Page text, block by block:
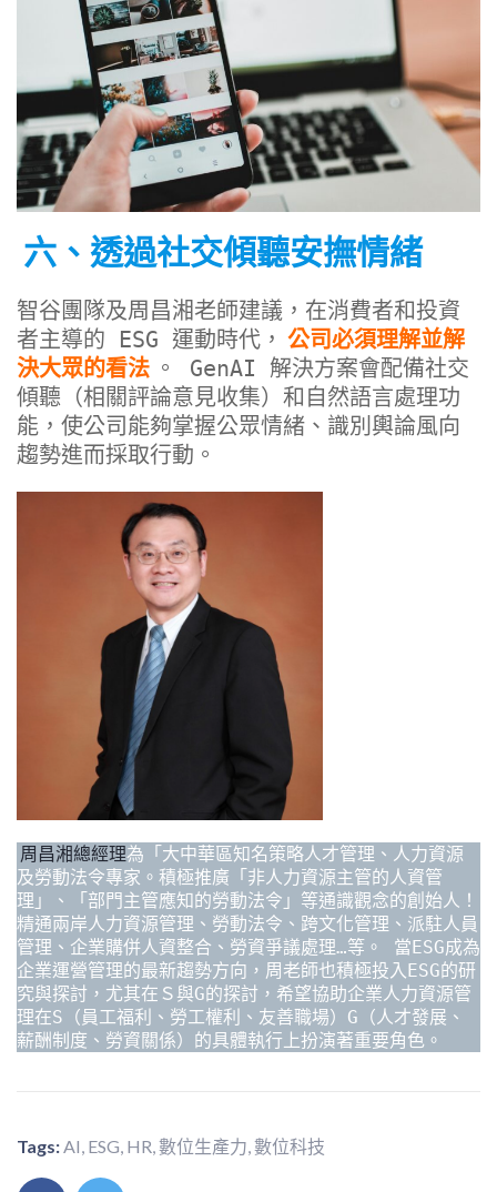
六、透過社交傾聽安撫情緒
智谷團隊及周昌湘老師建議，在消費者和投資
者主導的 ESG 運動時代， 公司必須理解並解
決大眾的看法 。 GenAI 解決方案會配備社交
傾聽（相關評論意見收集）和自然語言處理功
能，使公司能夠掌握公眾情緒、識別輿論風向
趨勢進而採取行動。
周昌湘總經理為「大中華區知名策略人才管理、人力資源
及勞動法令專家。積極推廣「非人力資源主管的人資管
理」、「部門主管應知的勞動法令」等通識觀念的創始人！
精通兩岸人力資源管理、勞動法令、跨文化管理、派駐人員
管理、企業購併人資整合、勞資爭議處理…等。 當ESG成為
企業運營管理的最新趨勢方向，周老師也積極投入ESG的研
究與探討，尤其在Ｓ與G的探討，希望協助企業人力資源管
理在S（員工福利、勞工權利、友善職場）G（人才發展、
Tags:AI, ESG, HR,數位生產力,數位科技